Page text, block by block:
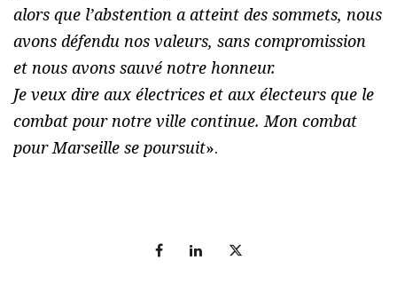
alors que l’abstention a atteint des sommets, nous
avons défendu nos valeurs, sans compromission
et nous avons sauvé notre honneur.
Je veux dire aux électrices et aux électeurs que le
combat pour notre ville continue. Mon combat
pour Marseille se poursuit».